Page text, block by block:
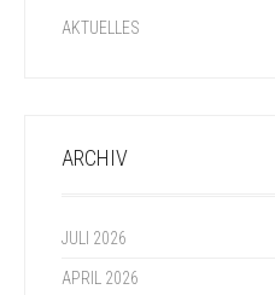
AKTUELLES
ARCHIV
JULI 2026
APRIL 2026